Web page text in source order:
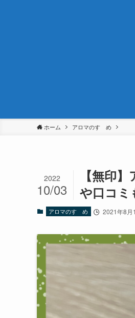
ホーム アロマのすゝめ
【無印
や口コミ
2022
10/03
アロマのすゝめ 2021年8月